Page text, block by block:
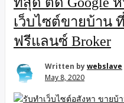
เว็บไซต์ขายบ้าน
ฟรีแลนซ์ Broker
Written bywebslave
May 8, 2020